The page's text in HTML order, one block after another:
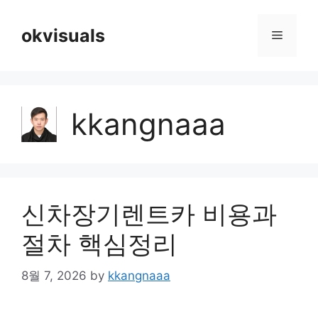
contentokvisuals Menu
kkangnaaa
신차장기렌트카 비용과
절차 핵심정리
8월 7, 2026 by kkangnaaa